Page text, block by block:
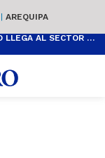
| AREQUIPA
PERÚ PRODUCE MÁS CONOCIMIENTO PERO NO LLEGA AL SECTOR PRODUCTIVO